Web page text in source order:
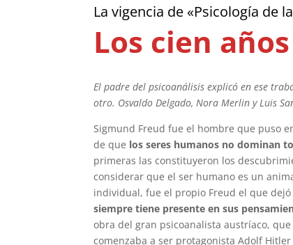
La vigencia de «Psicología de
Los cien
El padre del psicoanálisis explicó en ese
otro. Osvaldo Delgado, Nora Merlin y Luis
Sigmund Freud fue el hombre que puso
de que los seres humanos no dominan
primeras las constituyeron los
considerar que el ser humano es un
individual, fue el propio Freud el que
siempre tiene presente en sus
obra del gran psicoanalista austríaco,
comenzaba a ser protagonista Adolf